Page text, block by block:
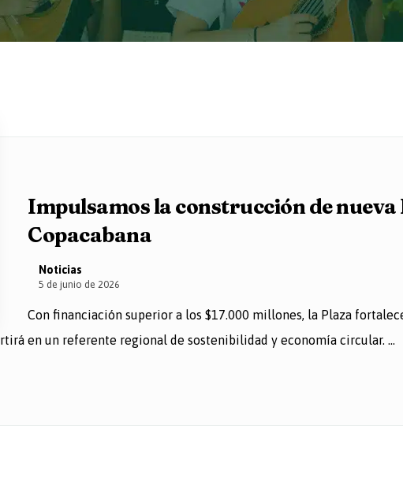
Impulsamos la construcción de nueva
Copacabana
Noticias
5 de junio de 2026
Con financiación superior a los $17.000 millones, la Plaza
en un referente regional de sostenibilidad y economía circular. ...